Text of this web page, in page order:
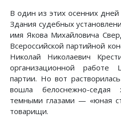
В один из этих осенних дней
Здания судебных
имя Якова Михайловича
Всероссийской партийной
Николай Николаевич
организационной работе
партии. Но вот
вошла белоснежно-
темными глазами — «юная
товарищи.